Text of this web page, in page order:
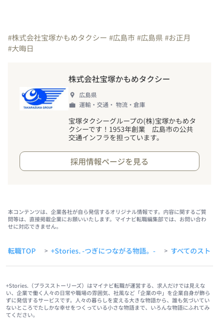
#株式会社宝塚かもめタクシー #広島市 #広島県#お正月
#大晦日
株式会社宝塚かもめタクシー
広島県
運輸・交通・ 物流・倉庫
宝塚タクシーグループの(株)宝塚かもめタ
クシーです ！ 1953年創業 広島市の公共
交通インフラを担っています。
採用情報ページを見る
本コンテンツは、企業各社が自ら発信するオリジナル情報です。内容に関するご質
問等は、直接掲載企業にお願いいたします。マイナビ転職編集部では、お問い合わ
せに対応できません。
転職TOP > +Stories. -つぎにつながる物語。- > すべてのスト
+Stories.（プラスストーリーズ）はマイナビ転職が運営する、求人だけでは見えな
い、企業で働く人々の日常や職場の雰囲気、社風など「企業の中」を企業自身が飾ら
ずに発信するサービスです。人々の暮らしを変える大きな物語から、誰も気づいてい
ないところでたしかな幸せをつくっている小さな物語まで、いろんな物語にふれてみ
てください。